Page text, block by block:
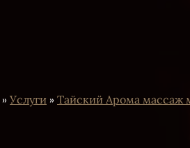
» Услуги » Тайский Арома массаж